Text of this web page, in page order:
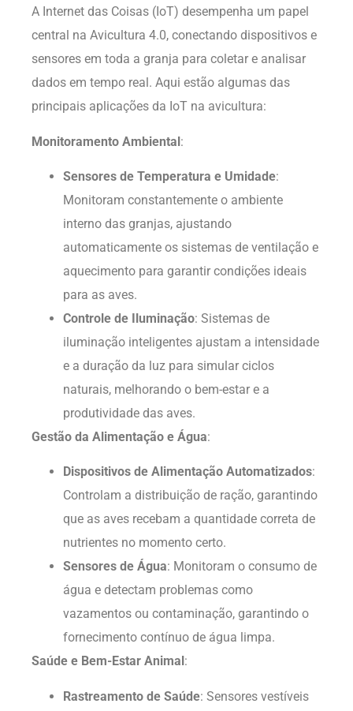
A Internet das Coisas (IoT) desempenha um papel
central na Avicultura 4.0, conectando dispositivos e
sensores em toda a granja para coletar e analisar
dados em tempo real. Aqui estão algumas das
principais aplicações da IoT na avicultura:
Monitoramento Ambiental:
Sensores de Temperatura e Umidade:
Monitoram constantemente o ambiente
interno das granjas, ajustando
automaticamente os sistemas de ventilação e
aquecimento para garantir condições ideais
para as aves.
Controle de Iluminação: Sistemas de
iluminação inteligentes ajustam a intensidade
e a duração da luz para simular ciclos
naturais, melhorando o bem-estar e a
produtividade das aves.
Gestão da Alimentação e Água:
Dispositivos de Alimentação Automatizados:
Controlam a distribuição de ração, garantindo
que as aves recebam a quantidade correta de
nutrientes no momento certo.
Sensores de Água: Monitoram o consumo de
água e detectam problemas como
vazamentos ou contaminação, garantindo o
fornecimento contínuo de água limpa.
Saúde e Bem-Estar Animal :
Rastreamento de Saúde: Sensores vestíveis